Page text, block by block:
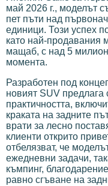
май 2026 г., моделът
пет пъти над
единици. Този успех
като най-продавания
мащаб, с над 5
момента.
Разработен под
новият SUV
практичността,
краката на задните
врати за лесно
клиенти открито
отбелязват, че
ежедневни задачи,
къмпинг,
равно сгъване на